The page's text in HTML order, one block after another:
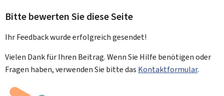
Bitte bewerten Sie diese Seite
Ihr Feedback wurdeerfolgreichgesendet!
Vielen Dank für Ihren Beitrag. Wenn Sie Hilfe benötigen oder
Fragen haben, verwenden Sie bitte das Kontaktformular.